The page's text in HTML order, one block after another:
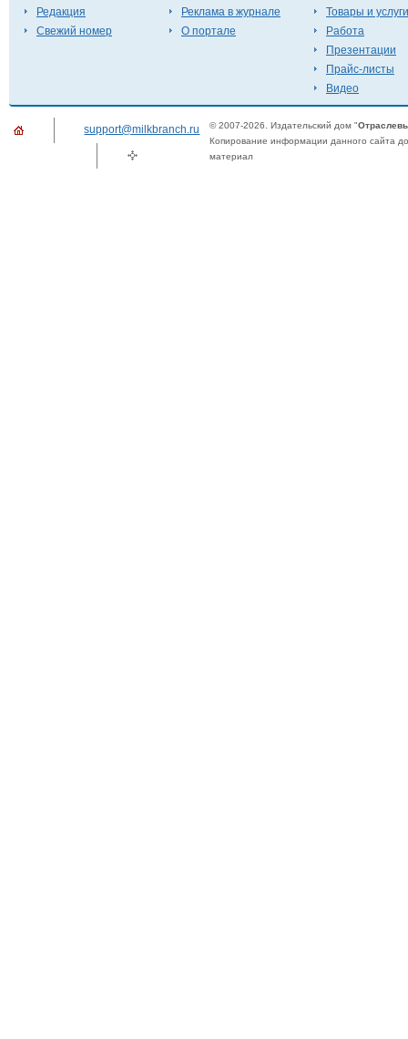
Редакция
Свежий номер
Реклама в журнале
О портале
Товары и услуги
Работа
Презентации
Прайс-листы
Видео
support@milkbranch.ru © 2007-2026. Издательский дом "
Копирование информации данного сайта
материал